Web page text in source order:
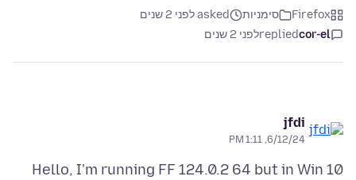
Firefox סימניות
asked לפני 2 שנים
cor-el
repliedלפני 2 שנים
jfdi
6/12/24, 1:11 PM
Hello, I'm running FF 124.0.2 64 but in Win 10